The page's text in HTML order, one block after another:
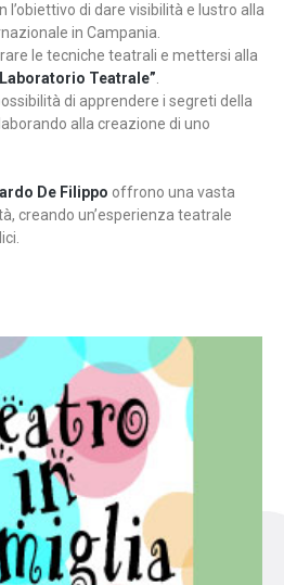
di dare visibilità e lustro alla
in Campania.
le tecniche teatrali e mettersi alla
Teatrale”
di apprendere i segreti della
alla creazione di uno
De Filippo offrono una vasta
creando un’esperienza teatrale
in famiglia
rassegna di teatro concepita
e godere del teatro all’intera
famiglia.
Continua